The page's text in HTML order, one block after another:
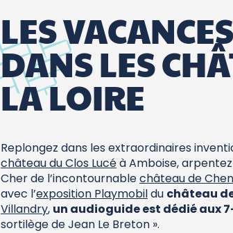
LES
DANS LES
LA LOIRE
Replongez dans les extraordinaires
château du Clos Lucéà Amboise,
Cher de l’incontournablechâteau de
avec l’exposition Playmobildu château
Villandry, un audioguide est dédié aux
sortilège de Jean Le Breton ».